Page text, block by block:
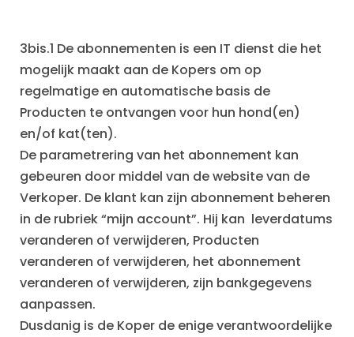
3bis.1 De abonnementen is een IT dienst die het
mogelijk maakt aan de Kopers om op
regelmatige en automatische basis de
Producten te ontvangen voor hun hond(en)
en/of kat(ten).
De parametrering van het abonnement kan
gebeuren door middel van de website van de
Verkoper. De klant kan zijn abonnement beheren
in de rubriek “mijn account”. Hij kan leverdatums
veranderen of verwijderen, Producten
veranderen of verwijderen, het abonnement
veranderen of verwijderen, zijn bankgegevens
aanpassen.
Dusdanig is de Koper de enige verantwoordelijke